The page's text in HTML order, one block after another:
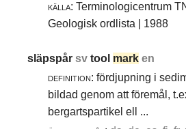
källa: Terminologicentrum
Geologisk ordlista | 1988
släpspårsvtool mark en
definition: fördjupning i
bildad genom att föremål,
bergartspartikel ell ...